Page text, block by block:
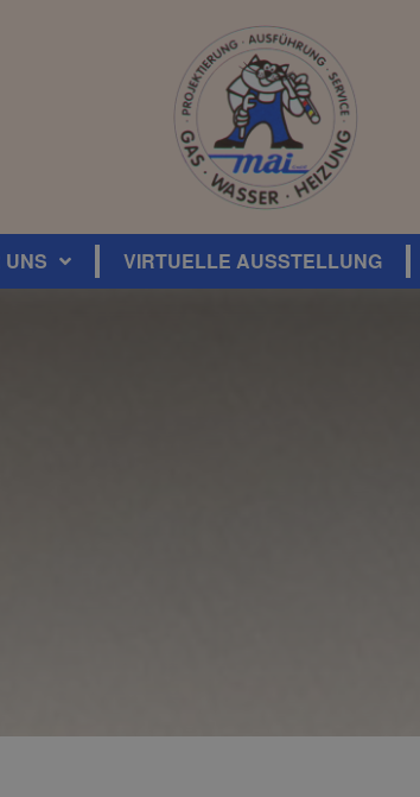
UNS VIRTUELLE AUSSTELLUNG